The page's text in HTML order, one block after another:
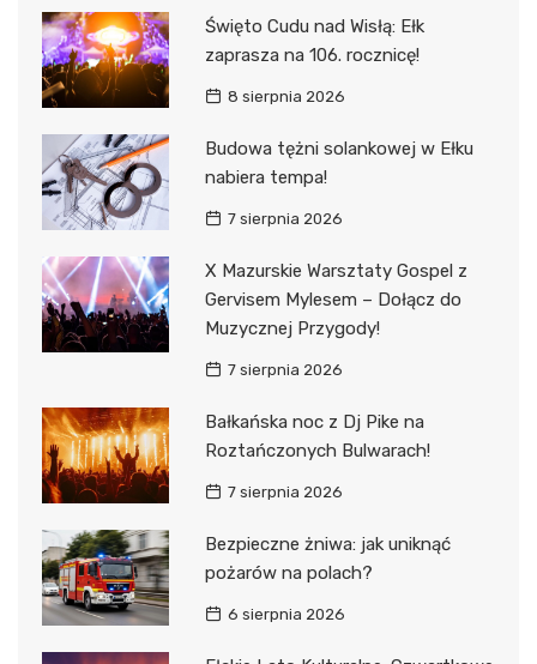
Święto Cudu nad Wisłą: Ełk
zaprasza na 106. rocznicę!
8 sierpnia 2026
Budowa tężni solankowej w Ełku
nabiera tempa!
7 sierpnia 2026
X Mazurskie Warsztaty Gospel z
Gervisem Mylesem – Dołącz do
Muzycznej Przygody!
7 sierpnia 2026
Bałkańska noc z Dj Pike na
Roztańczonych Bulwarach!
7 sierpnia 2026
Bezpieczne żniwa: jak uniknąć
pożarów na polach?
6 sierpnia 2026